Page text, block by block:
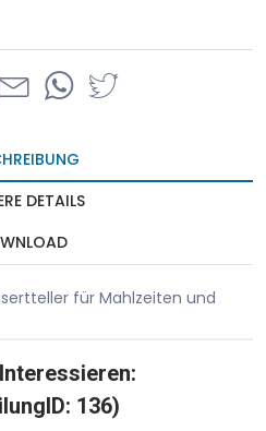
DETAILS
für Mahlzeiten und
136)